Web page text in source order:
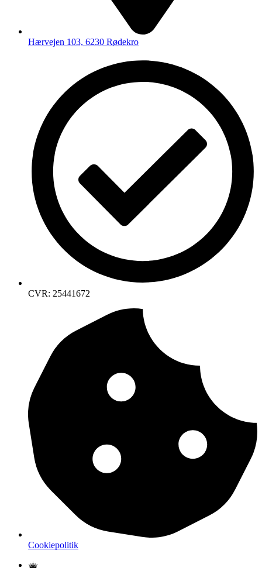
Hærvejen 103, 6230 Rødekro
CVR: 25441672
Cookiepolitik